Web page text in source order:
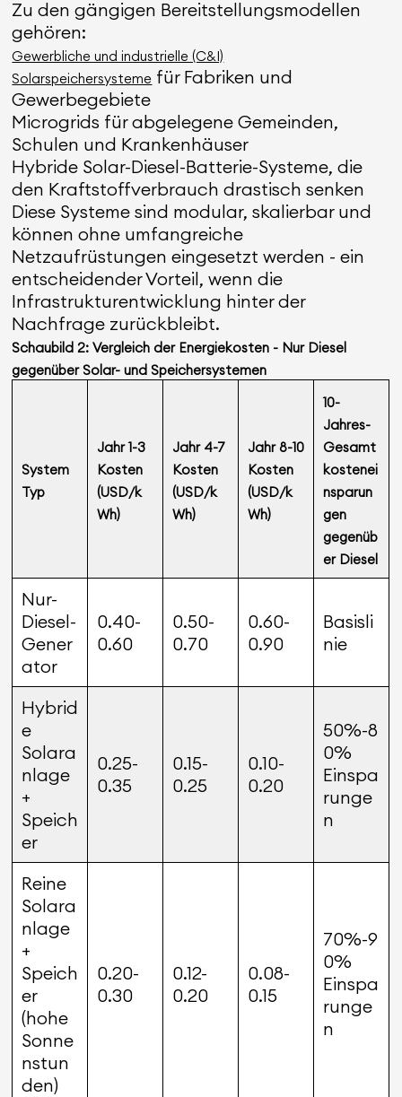
Zu den gängigen Bereitstellungsmodellen
gehören:
Gewerbliche und industrielle (C&I)
Solarspeichersysteme für Fabriken und
Gewerbegebiete
Microgrids für abgelegene Gemeinden,
Schulen und Krankenhäuser
Hybride Solar-Diesel-Batterie-Systeme, die
den Kraftstoffverbrauch drastisch senken
Diese Systeme sind modular, skalierbar und
können ohne umfangreiche
Netzaufrüstungen eingesetzt werden - ein
entscheidender Vorteil, wenn die
Infrastrukturentwicklung hinter der
Nachfrage zurückbleibt.
Schaubild 2: Vergleich der Energiekosten - Nur Diesel
gegenüber Solar- und Speichersystemen
System
Typ
Jahr 1-3
Kosten
(USD/k
Wh)
Jahr 4-7
Kosten
(USD/k
Wh)
Jahr 8-10
Kosten
(USD/k
Wh)
10-
Jahres-
Gesamt
kostenei
nsparun
gen
gegenüb
er Diesel
Nur-
Diesel-
Gener
ator
0.40-
0.60
0.50-
0.70
0.60-
0.90
Basisli
nie
Hybrid
e
Solara
nlage
+
Speich
er
0.25-
0.35
0.15-
0.25
0.10-
0.20
50%-8
0%
Einspa
runge
n
Reine
Solara
nlage
+
Speich
er
(hohe
Sonne
nstun
den)
0.20-
0.30
0.12-
0.20
0.08-
0.15
70%-9
0%
Einspa
runge
n